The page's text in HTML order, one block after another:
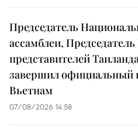
Председатель
ассамблеи,
представителей Таиланда
завершил официальный
Вьетнам
07/08/2026 14:58